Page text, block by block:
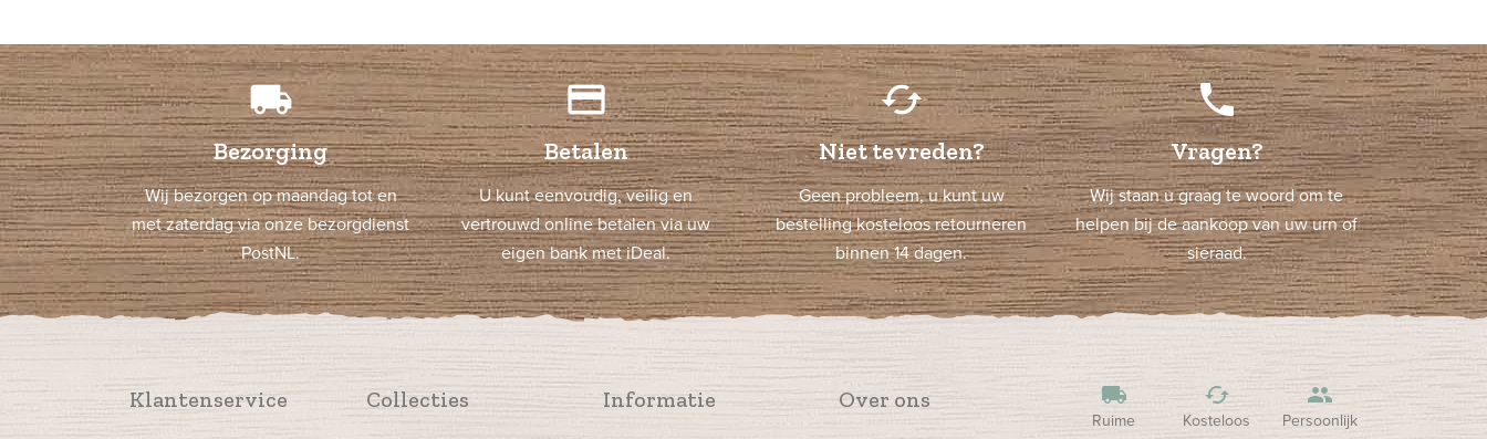
local_shipping
Bezorging
Wij bezorgen op maandag tot en
met zaterdag via onze bezorgdienst
PostNL.
credit_card
Betalen
U kunt eenvoudig, veilig en
vertrouwd online betalen via uw
eigen bank met iDeal.
cached
Niet tevreden?
Geen probleem, u kunt uw
bestelling kosteloos retourneren
binnen 14 dagen.
phone
Vragen?
Wij staan u graag te woord om te
helpen bij de aankoop van uw urn of
sieraad.
local_shipping
Ruime
cached
Kosteloos
people
Persoonlijk
Klantenservice Collecties Informatie Over ons